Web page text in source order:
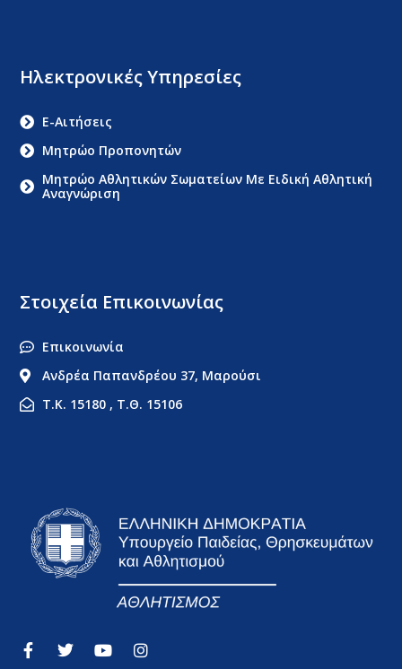
Στοιχεία Επικοινωνίας
Επικοινωνία
Ανδρέα Παπανδρέου 37, Μαρούσι
Τ.Κ. 15180 , Τ.Θ. 15106
Ηλεκτρονικές Υπηρεσίες
E-Αιτήσεις
Μητρώο Προπονητών
Μητρώο Αθλητικών Σωματείων Με Ειδική Αθλητική
Αναγνώριση